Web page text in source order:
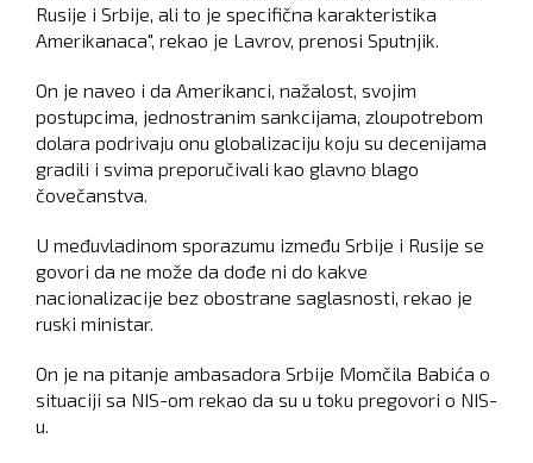
Rusije i Srbije, ali to je specifična karakteristika
Amerikanaca", rekao je Lavrov, prenosi Sputnjik.
On je naveo i da Amerikanci, nažalost, svojim
postupcima, jednostranim sankcijama, zloupotrebom
dolara podrivaju onu globalizaciju koju su decenijama
gradili i svima preporučivali kao glavno blago
čovečanstva.
U međuvladinom sporazumu između Srbije i Rusije se
govori da ne može da dođe ni do kakve
nacionalizacije bez obostrane saglasnosti, rekao je
ruski ministar.
On je na pitanje ambasadora Srbije Momčila Babića o
situaciji sa NIS-om rekao da su u toku pregovori o NIS-
u.